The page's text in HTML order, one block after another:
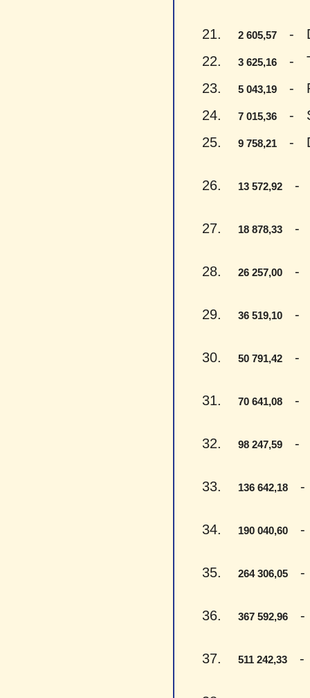
21. 2 605,57
-
22.
3 625,16
-
23.
5 043,19
-
24.
7 015,36
-
25.
9 758,21 -
26. 13 572,92 -
27. 18 878,33 -
28. 26 257,00 -
29. 36 519,10 -
30. 50 791,42 -
31. 70 641,08 -
32. 98 247,59 -
33. 136 642,18 -
34. 190 040,60 -
35. 264 306,05 -
36. 367 592,96 -
37. 511 242,33 -